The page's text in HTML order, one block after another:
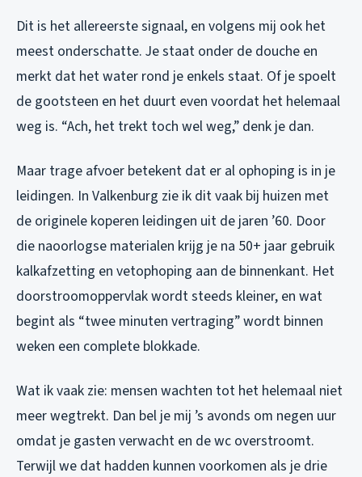
Dit is het allereerste signaal, en volgens mij ook het
meest onderschatte. Je staat onder de douche en
merkt dat het water rond je enkels staat. Of je spoelt
de gootsteen en het duurt even voordat het helemaal
weg is. “Ach, het trekt toch wel weg,” denk je dan.
Maar trage afvoer betekent dat er al ophoping is in je
leidingen. In Valkenburg zie ik dit vaak bij huizen met
de originele koperen leidingen uit de jaren ’60. Door
die naoorlogse materialen krijg je na 50+ jaar gebruik
kalkafzetting en vetophoping aan de binnenkant. Het
doorstroomoppervlak wordt steeds kleiner, en wat
begint als “twee minuten vertraging” wordt binnen
weken een complete blokkade.
Wat ik vaak zie: mensen wachten tot het helemaal niet
meer wegtrekt. Dan bel je mij ’s avonds om negen uur
omdat je gasten verwacht en de wc overstroomt.
Terwijl we dat hadden kunnen voorkomen als je drie